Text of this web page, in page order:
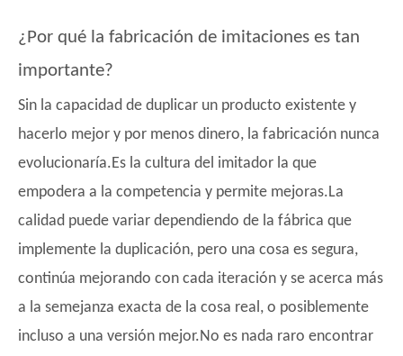
¿Por qué la fabricación de imitaciones es tan
importante?
Sin la capacidad de duplicar un producto existente y
hacerlo mejor y por menos dinero, la fabricación nunca
evolucionaría.Es la cultura del imitador la que
empodera a la competencia y permite mejoras.La
calidad puede variar dependiendo de la fábrica que
implemente la duplicación, pero una cosa es segura,
continúa mejorando con cada iteración y se acerca más
a la semejanza exacta de la cosa real, o posiblemente
incluso a una versión mejor.No es nada raro encontrar